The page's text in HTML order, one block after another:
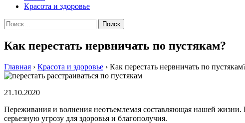
Красота и здоровье
Найти:
Как перестать нервничать по пустякам?
Главная › Красота и здоровье › Как перестать нервничать по
21.10.2020
Переживания и волнения неотъемлемая составляющая нашей
серьезную угрозу для здоровья и благополучия.